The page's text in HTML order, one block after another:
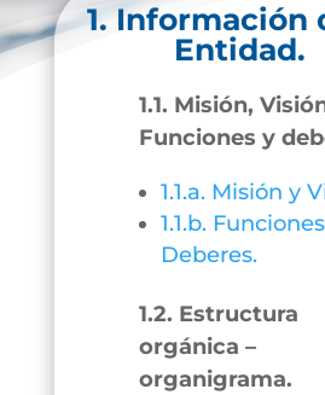
1. Información
Entidad.
1.1. Misión,
Funciones y
1.1.a. Misión y
1.1.b.
Deberes.
1.2. Estructura
orgánica –
organigrama.